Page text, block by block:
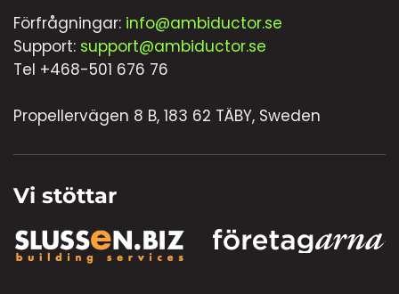
Förfrågningar: info@ambiductor.se
Support: support@ambiductor.se
Tel +468-501 676 76
Propellervägen 8 B, 183 62 TÄBY, Sweden
Vi stöttar